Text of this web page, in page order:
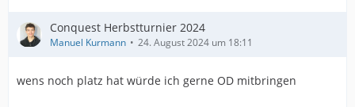
Conquest Herbstturnier 2024
Manuel Kurmann 24. August 2024 um 18:11
wens noch platz hat würde ich gerne OD mitbringen